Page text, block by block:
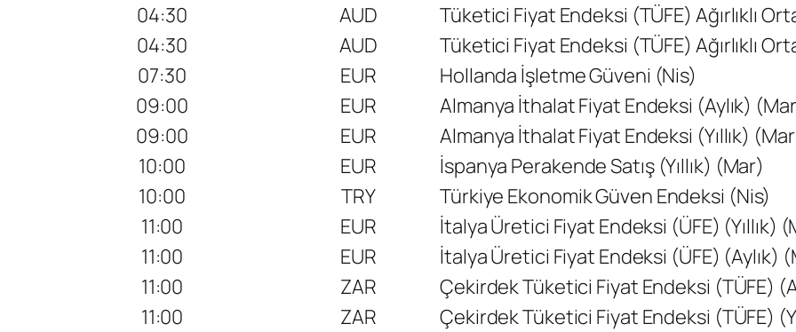
04:30
AUD
Tüketici Fiyat Endeksi (TÜFE) Ağırlıklı
04:30
AUD
Tüketici Fiyat Endeksi (TÜFE) Ağırlıklı
07:30
EUR
Hollanda İşletme Güveni (Nis)
09:00
EUR
Almanya İthalat Fiyat Endeksi (Aylık)
09:00
EUR
Almanya İthalat Fiyat Endeksi (Yıllık)
10:00
EUR
İspanya Perakende Satış (Yıllık) (Mar)
10:00
TRY
Türkiye Ekonomik Güven Endeksi (Nis)
11:00
EUR
İtalya Üretici Fiyat Endeksi (ÜFE) (Yıllık)
11:00
EUR
İtalya Üretici Fiyat Endeksi (ÜFE) (Aylık)
11:00
ZAR
Çekirdek Tüketici Fiyat Endeksi (TÜFE)
11:00
ZAR
Çekirdek Tüketici Fiyat Endeksi (TÜFE)